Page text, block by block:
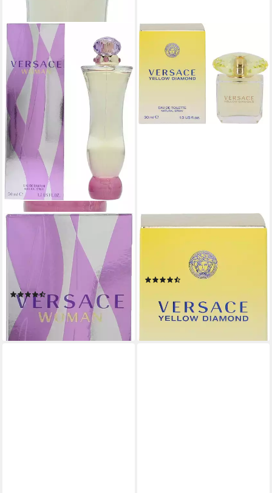
Eau de Parfum WOMAN EDP,
Orientalischer Duft mit
Jasmin, Himbeere, Lotos und
Bernstein.
(170)
ab 22,63 €
(45,26 €/ 100 ml)
leider ausverkauft
VERSACE
DIAMONDS EDT, mit
fruchitgem Touch
(13)
(1.299,67 €/ 1 l)
lieferbar - in 3-4 Werktagen bei dir